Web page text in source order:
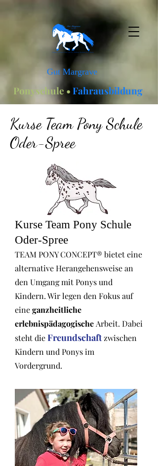
Gut Margrave
Ponyschule •Fahrausbildung
Kurse Team Pony Schule
Oder-Spree
Kurse Team Pony Schule
Oder-Spree
TEAM PONY CONCEPT® bietet eine
alternative Herangehensweise an
den Umgang mit Ponys und
Kindern. Wir legen den Fokus auf
eineganzheitliche
erlebnispädagogische Arbeit. Dabei
steht dieFreundschaftzwischen
Kindern und Ponys im
Vordergrund.